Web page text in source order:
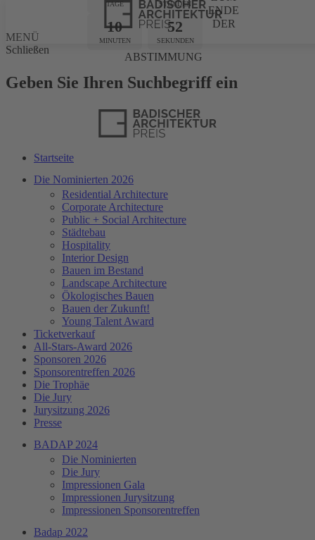
TAGE STUNDEN
10
MINUTEN
52
SEKUNDEN
ENDE
DER
ABSTIMMUNG
MENÜ
Schließen
Geben Sie Ihren Suchbegriff ein
Startseite
Die Nominierten 2026
Residential Architecture
Corporate Architecture
Public + Social Architecture
Städtebau
Hospitality
Interior Design
Bauen im Bestand
Landscape Architecture
Ökologisches Bauen
Bauen der Zukunft!
Young Talent Award
Ticketverkauf
All-Stars-Award 2026
Sponsoren 2026
Sponsorentreffen 2026
Die Trophäe
Die Jury
Jurysitzung 2026
Presse
BADAP 2024
Die Nominierten
Die Jury
Impressionen Gala
Impressionen Jurysitzung
Impressionen Sponsorentreffen
Badap 2022